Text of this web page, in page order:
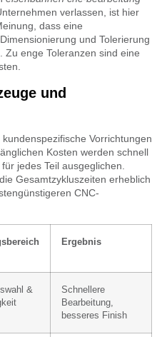
verlassen, ist hier
dass eine
und Tolerierung
Zu enge Toleranzen sind eine
und
Vorrichtungen
Kosten werden schnell
jedes Teil ausgeglichen.
Gesamtzykluszeiten erheblich
CNC-
Ergebnis
&
Schnellere
Bearbeitung,
besseres Finish